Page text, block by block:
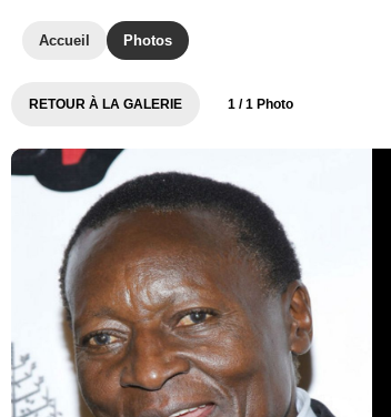
Accueil Photos
RETOUR À LA GALERIE 1 / 1 Photo